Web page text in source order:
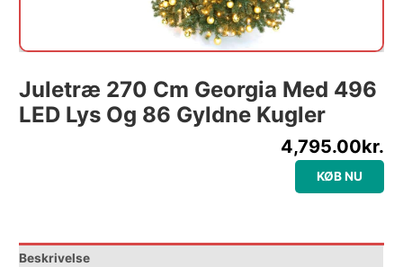
Juletræ 270 Cm Georgia Med 496
LED Lys Og 86 Gyldne Kugler
4,795.00kr.
KØB NU
Beskrivelse